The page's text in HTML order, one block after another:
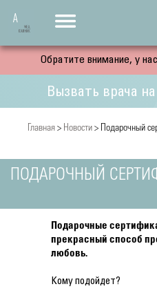
Обратите внимание, у
Вызвать врача
Главная > Новости > Подарочный
ПОДАРОЧНЫЙ
Подарочные
прекрасный способ
любовь.
Кому подойдет?